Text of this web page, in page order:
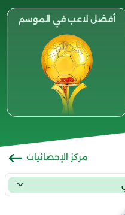
أفضل لاعب في الموسم
مركز الإحصائيات